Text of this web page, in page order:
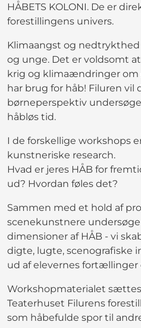
HÅBETS KOLONI. De er
forestillingens univers.
Klimaangst og
og unge. Det er voldsomt
krig og klimaændringer om
har brug for håb! Filuren vil
børneperspektiv
håbløs tid.
I de forskellige workshops
kunstneriske research.
Hvad er jeres HÅB for
ud? Hvordan føles det?
Sammen med et hold af
scenekunstnere
dimensioner af HÅB - vi
digte, lugte, scenografiske
ud af elevernes fortællinger
Workshopmaterialet
Teaterhuset Filurens
som håbefulde spor til